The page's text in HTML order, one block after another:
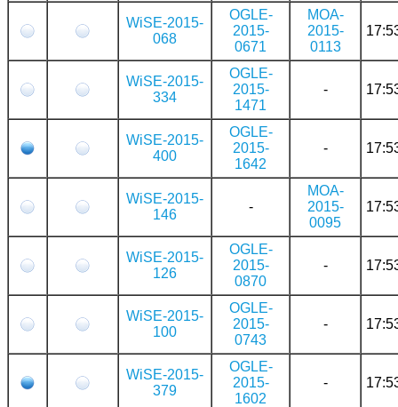
WiSE-2015-
068
OGLE-
2015-
0671
MOA-
2015-
0113
WiSE-2015-
334
OGLE-
2015-
1471
-
WiSE-2015-
400
OGLE-
2015-
1642
-
WiSE-2015-
146
-
MOA-
2015-
0095
WiSE-2015-
126
OGLE-
2015-
0870
-
WiSE-2015-
100
OGLE-
2015-
0743
-
WiSE-2015-
379
OGLE-
2015-
1602
-